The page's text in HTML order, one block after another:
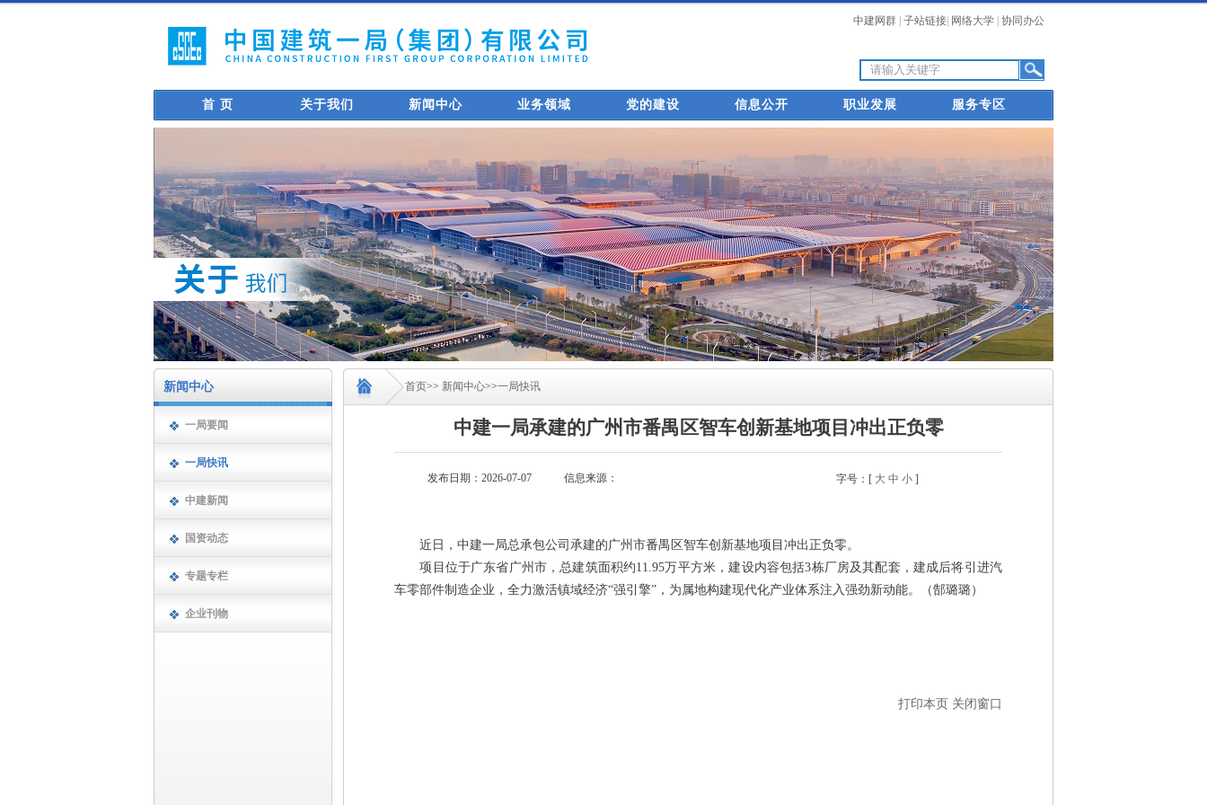
中建网群 子站链接 网络大学 协同办公
首 页 关于我们 新闻中心 业务领域 党的建设 信息公开 职业发展 服务专区
新闻中心
一局要闻
一局快讯
中建新闻
国资动态
专题专栏
企业刊物
首页>> 新闻中心>>一局快讯
中建一局承建的广州市番禺区智车创新基地项目冲出正负零
发布日期：2026-07-07 信息来源： 字号：[ 大 中 小 ]
近日，中建一局总承包公司承建的广州市番禺区智车创新基地项目冲出正负零。
项目位于广东省广州市，总建筑面积约11.95万平方米，建设内容包括3栋厂房及其配套，建成后将引进汽
车零部件制造企业，全力激活镇域经济“强引擎”，为属地构建现代化产业体系注入强劲新动能。（郜璐璐）
打印本页 关闭窗口